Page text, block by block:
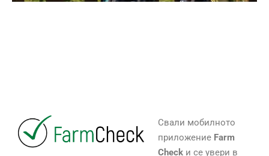
Свали мобилното
приложение Farm
Checkи се увери в